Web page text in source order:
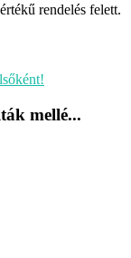
értékű rendelés felett.
mellé...